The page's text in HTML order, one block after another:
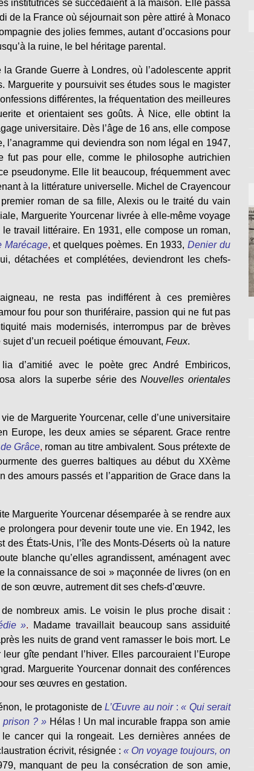
institutrices se succédaient à la maison. Elle passa
de la France où séjournait son père attiré à Monaco
des jolies femmes, autant d’occasions pour
la ruine, le bel héritage parental.
Grande Guerre à Londres, où l’adolescente apprit
Marguerite y poursuivit ses études sous le magister
différentes, la fréquentation des meilleures
et orientaient ses goûts. À Nice, elle obtint la
universitaire. Dès l’âge de 16 ans, elle compose
qui deviendra son nom légal en 1947,
fut pas pour elle, comme le philosophe autrichien
pseudonyme. Elle lit beaucoup, fréquemment avec
à la littérature universelle. Michel de Crayencour
roman de sa fille, Alexis ou le traité du vain
Marguerite Yourcenar livrée à elle-même voyage
travail littéraire. En 1931, elle compose un roman,
Marécage,et quelques poèmes. En 1933, Denier du
détachées et complétées, deviendront les chefs-
ne resta pas indifférent à ces premières
fou pour son thuriféraire, passion qui ne fut pas
mais modernisés, interrompus par de brèves
d’un recueil poétique émouvant, Feux.
d’amitié avec le poète grec André Embiricos,
alors la superbe série desNouvelles orientales
de Marguerite Yourcenar, celle d’une universitaire
Europe, les deux amies se séparent. Grace rentre
Grâce, roman au titre ambivalent. Sous prétexte de
des guerres baltiques au début du XXème
des amours passés et l’apparition de Grace dans la
Marguerite Yourcenar désemparée à se rendre aux
prolongera pour devenir toute une vie. En 1942, les
des États-Unis, l’île des Monts-Déserts où la nature
blanche qu’elles agrandissent, aménagent avec
la connaissance de soi » maçonnée de livres (on en
son œuvre, autrement dit ses chefs-d’œuvre.
nombreux amis. Le voisin le plus proche disait :
». Madame travaillait beaucoup sans assiduité
les nuits de grand vent ramasser le bois mort. Le
gîte pendant l’hiver. Elles parcouraient l’Europe
Marguerite Yourcenar donnait des conférences
ses œuvres en gestation.
le protagoniste de L’Œuvre au noir:« Qui serait
prison ? » Hélas ! Un mal incurable frappa son amie
cancer qui la rongeait. Les dernières années de
écrivit, résignée : « On voyage toujours, on
manquant de peu la consécration de son amie,